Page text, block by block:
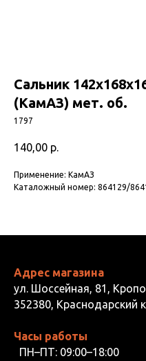
Сальник
(КамАЗ) мет. об.
1797
140,00 р.
Применение: КамАЗ
Каталожный номер: 864129/
Адрес магазина
ул. Шоссейная, 81,
352380, Краснодарский
Часы работы
ПН–ПТ: 09:00–18:00